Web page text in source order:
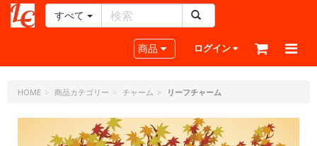
ー
ラ
ト・
すべて
Toggle navigation
商品 ログイン
HOME 商品カテゴリー チャーム リーフチャーム